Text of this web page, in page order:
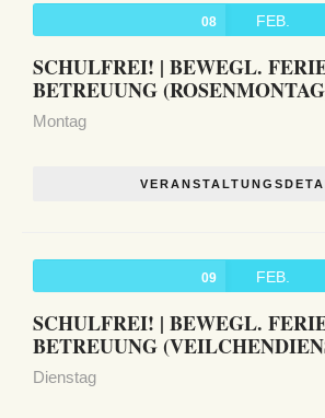
08 FEB.
SCHULFREI! | BEWEGL.
BETREUUNG
Montag
09 FEB.
SCHULFREI! | BEWEGL.
BETREUUNG
Dienstag